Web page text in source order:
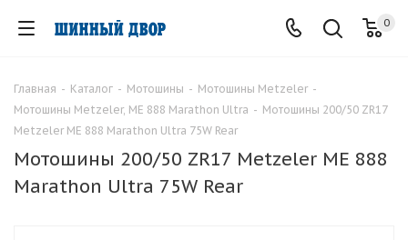
0
Главная - Каталог - Мотошины - Мотошины Metzeler -
Мотошины Metzeler, ME 888 Marathon Ultra - Мотошины 200/50 ZR17
Metzeler ME 888 Marathon Ultra 75W Rear
Мотошины 200/50 ZR17 Metzeler ME 888
Marathon Ultra 75W Rear